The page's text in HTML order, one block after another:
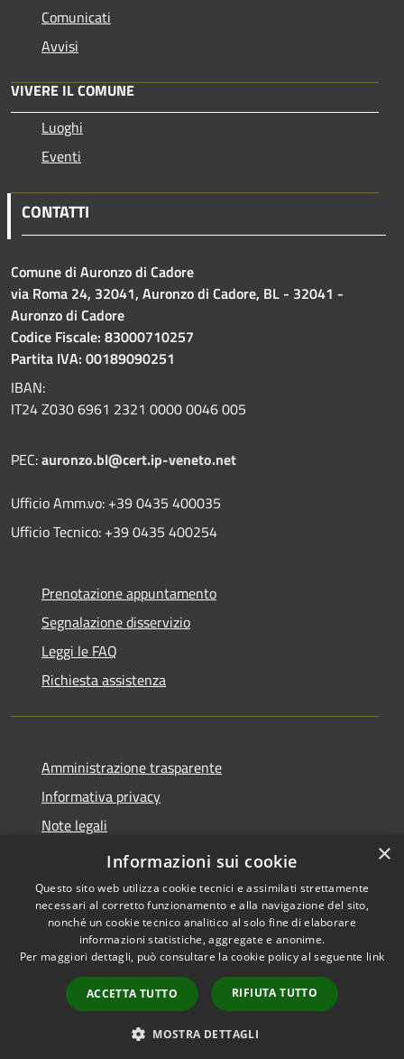
Comunicati
Avvisi
VIVERE IL COMUNE
Luoghi
Eventi
CONTATTI
Comune di Auronzo di Cadore
via Roma 24, 32041, Auronzo di Cadore, BL - 32041 -
Auronzo di Cadore
Codice Fiscale: 83000710257
Partita IVA: 00189090251
IBAN:
IT24 Z030 6961 2321 0000 0046 005
PEC:auronzo.bl@cert.ip-veneto.net
Ufficio Amm.vo: +39 0435 400035
Ufficio Tecnico: +39 0435 400254
Prenotazione appuntamento
Segnalazione disservizio
Leggi le FAQ
Richiesta assistenza
Amministrazione trasparente
Informativa privacy
Note legali
Dichiarazione di accessibilità
Accessibilità
Copyright © 2026 • Comune di
Auronzo di Cadore • Powered
byMunicipium
Accesso
redazione
×
Informazioni sui cookie
Questo sito web utilizza cookie tecnici e assimilati strettamente
necessari al corretto funzionamento e alla navigazione del sito,
nonché un cookie tecnico analitico al solo fine di elaborare
informazioni statistiche, aggregate e anonime.
Per maggiori dettagli, può consultare la cookie policy al seguente link
ACCETTA TUTTO RIFIUTA TUTTO
MOSTRA DETTAGLI